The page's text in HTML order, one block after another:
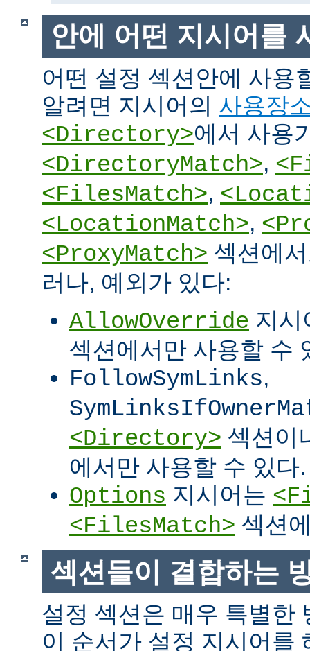
안에 어떤 지시어를
어떤 설정 섹션안에 사용
알려면 지시어의 사용장
<Directory>에서 사용
<DirectoryMatch>,
<FilesMatch>,
<LocationMatch>,
<ProxyMatch> 섹션에
러나, 예외가 있다:
AllowOverride 지
섹션에서만 사용할 수
FollowSymLinks,
<Directory> 섹션이
에서만 사용할 수 있다.
Options 지시어는
<FilesMatch> 섹션
섹션들이 결합하는
설정 섹션은 매우 특별한
이 순서가 설정 지시어를